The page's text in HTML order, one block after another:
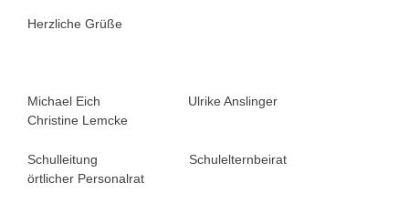
Herzliche Grüße
Michael Eich Ulrike Anslinger
Christine Lemcke
Schulleitung Schulelternbeirat
örtlicher Personalrat